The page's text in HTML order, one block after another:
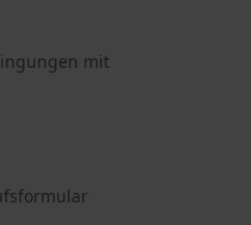
mit